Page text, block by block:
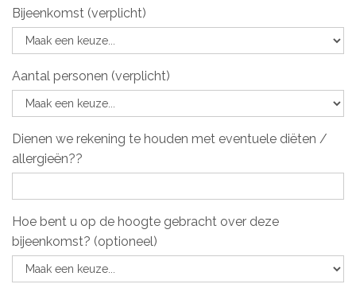
Bijeenkomst (verplicht)
Aantal personen (verplicht)
Dienen we rekening te houden met eventuele diëten /
allergieën??
Hoe bent u op de hoogte gebracht over deze
bijeenkomst? (optioneel)